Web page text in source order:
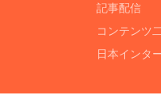
記事配信
コンテンツ
日本インタ